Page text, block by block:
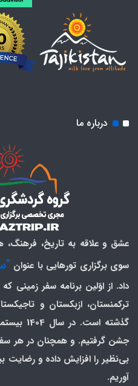
درباره ما
عشق و علاقه به تاریخ، فرهنگ،
سوی برگزاری تورهایی با عنوان
داد. از اوّلین برنامه سفر
ترکمنستان، ازبکستان و
گذشته
جشن گرفتیم. و همچنان در هر
بی‌نظیر را افزایش داده و رضایت
آوریم.